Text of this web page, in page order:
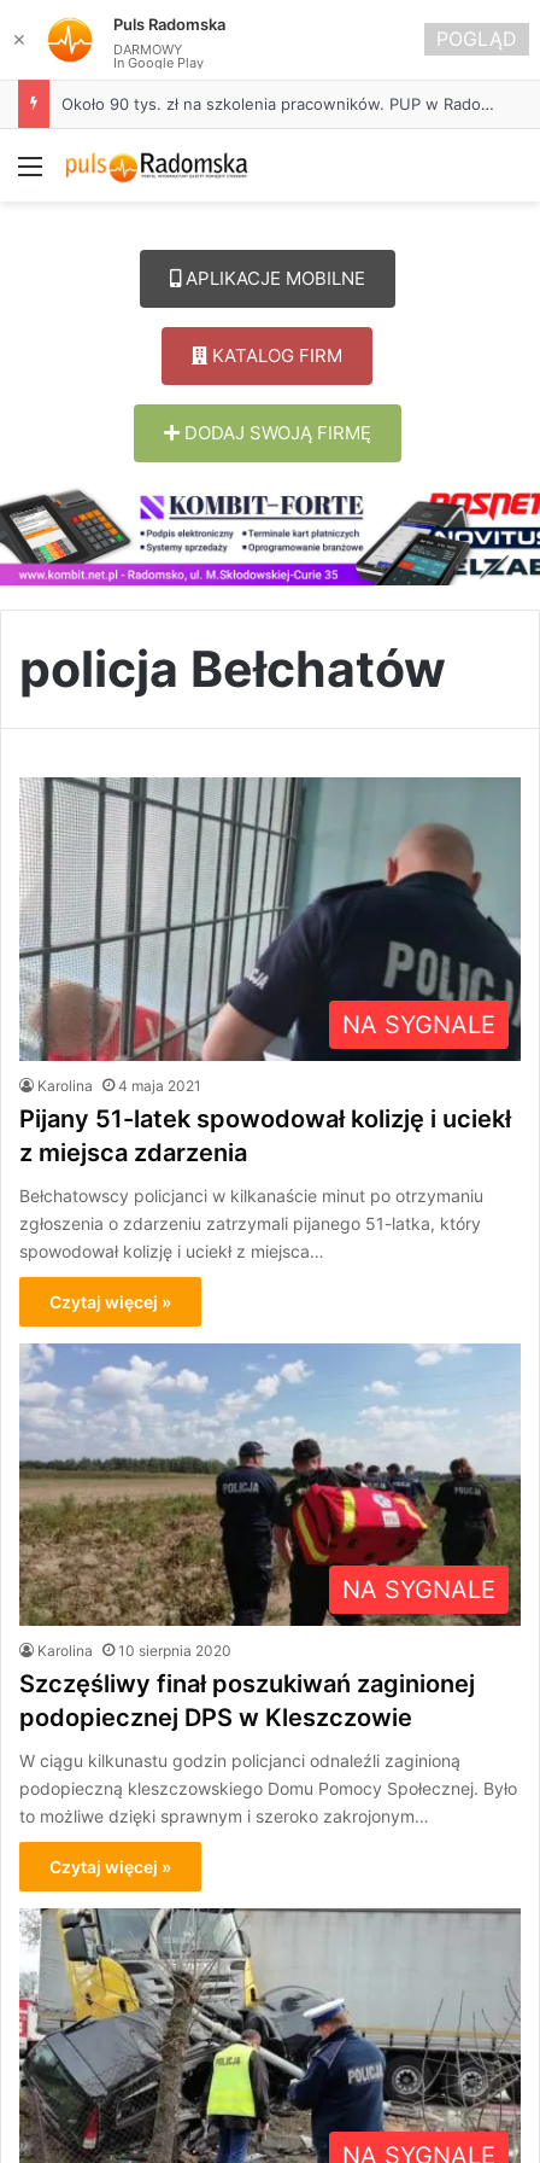
Około 90 tys. zł na szkolenia pracowników. PUP w Radomsku ogłasza nabór wniosków
Menu
APLIKACJE MOBILNE
KATALOG FIRM
DODAJ SWOJĄ FIRMĘ
policja Bełchatów
NA SYGNALE
Karolina 4 maja 2021
Pijany 51-latek spowodował kolizję i uciekł
z miejsca zdarzenia
Bełchatowscy policjanci w kilkanaście minut po otrzymaniu
zgłoszenia o zdarzeniu zatrzymali pijanego 51-latka, który
spowodował kolizję i uciekł z miejsca…
Czytaj więcej »
NA SYGNALE
Karolina 10 sierpnia 2020
Szczęśliwy finał poszukiwań zaginionej
podopiecznej DPS w Kleszczowie
W ciągu kilkunastu godzin policjanci odnaleźli zaginioną
podopieczną kleszczowskiego Domu Pomocy Społecznej. Było
to możliwe dzięki sprawnym i szeroko zakrojonym…
Czytaj więcej »
NA SYGNALE
✕
Puls Radomska
DARMOWY
In Google Play
POGLĄD